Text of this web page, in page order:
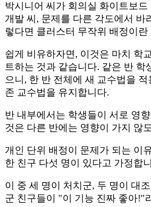
박시니어 씨가 회의실 화이트보
개발 씨, 문제를 다른 각도에서 바
렇다면 클러스터 무작위 배정이란
쉽게 비유하자면, 이것은 마치 학
트하는 것과 같습니다. 같은 반 학
으니, 한 반 전체에 새 교수법을 적
존 교수법을 유지합니다.
반 내부에서는 학생들이 서로 영
것은 다른 반에는 영향이 가지 않
개인 단위 배정이 문제가 되는 이
한 친구 다섯 명이 있다고 가정합
이 중 세 명이 처치군, 두 명이 대
군 친구들이 "이 기능 진짜 좋아!"